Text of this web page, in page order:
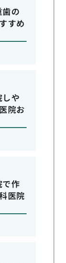
の
すめ
や
院お
で作
医院